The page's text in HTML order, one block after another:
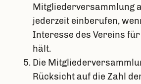
Mitgliederversammlung
jederzeit einberufen,
Interesse des Vereins
hält.
Die
Rücksicht auf die Zahl